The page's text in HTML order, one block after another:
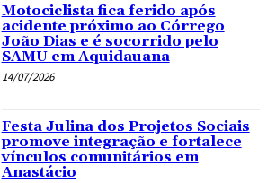
Motociclista fica ferido após
acidente próximo ao Córrego
João Dias e é socorrido pelo
SAMU em Aquidauana
14/07/2026
Festa Julina dos Projetos Sociais
promove integração e fortalece
vínculos comunitários em
Anastácio